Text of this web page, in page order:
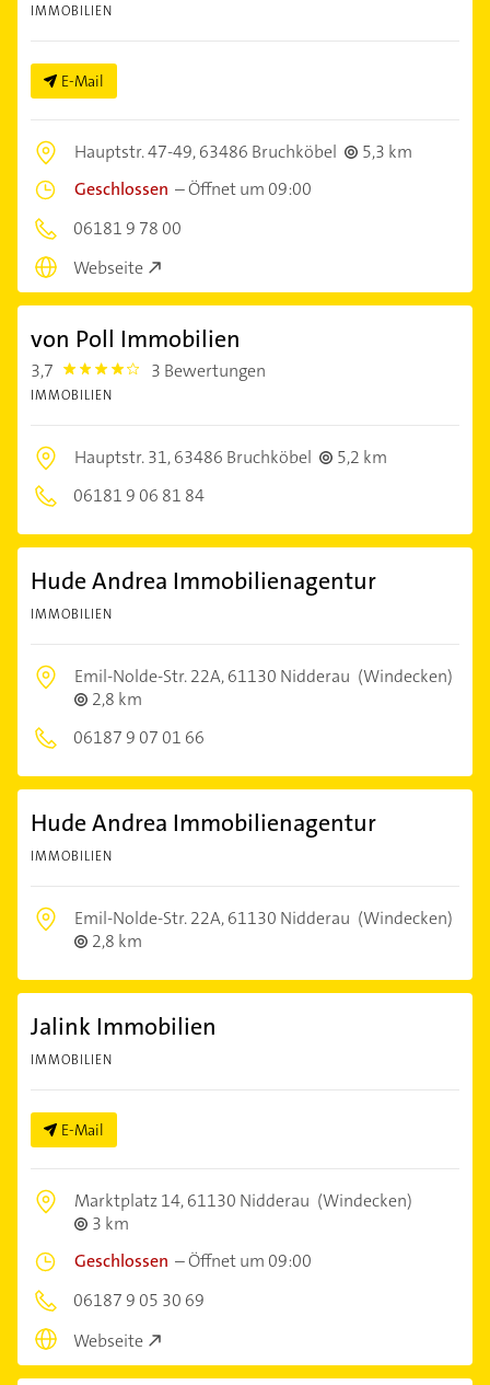
IMMOBILIEN
E-Mail
Hauptstr. 47-49,63486 Bruchköbel
5,3 km
Geschlossen –Öffnet um 09:00
06181 9 78 00
Webseite
von Poll Immobilien
3,7 3.7 3 Bewertungen
IMMOBILIEN
Hauptstr. 31,63486 Bruchköbel
5,2 km
06181 9 06 81 84
Hude Andrea Immobilienagentur
IMMOBILIEN
Emil-Nolde-Str. 22A,61130 Nidderau (Windecken)
2,8 km
06187 9 07 01 66
Hude Andrea Immobilienagentur
IMMOBILIEN
Emil-Nolde-Str. 22A,61130 Nidderau (Windecken)
2,8 km
Jalink Immobilien
IMMOBILIEN
E-Mail
Marktplatz 14,61130 Nidderau (Windecken)
3 km
Geschlossen –Öffnet um 09:00
06187 9 05 30 69
Webseite